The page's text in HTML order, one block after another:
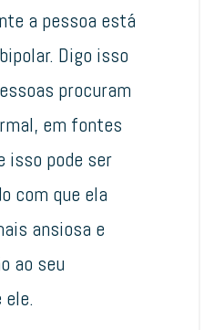
a pessoa está
Digo isso
procuram
em fontes
isso pode ser
com que ela
ansiosa e
ao seu
ele.